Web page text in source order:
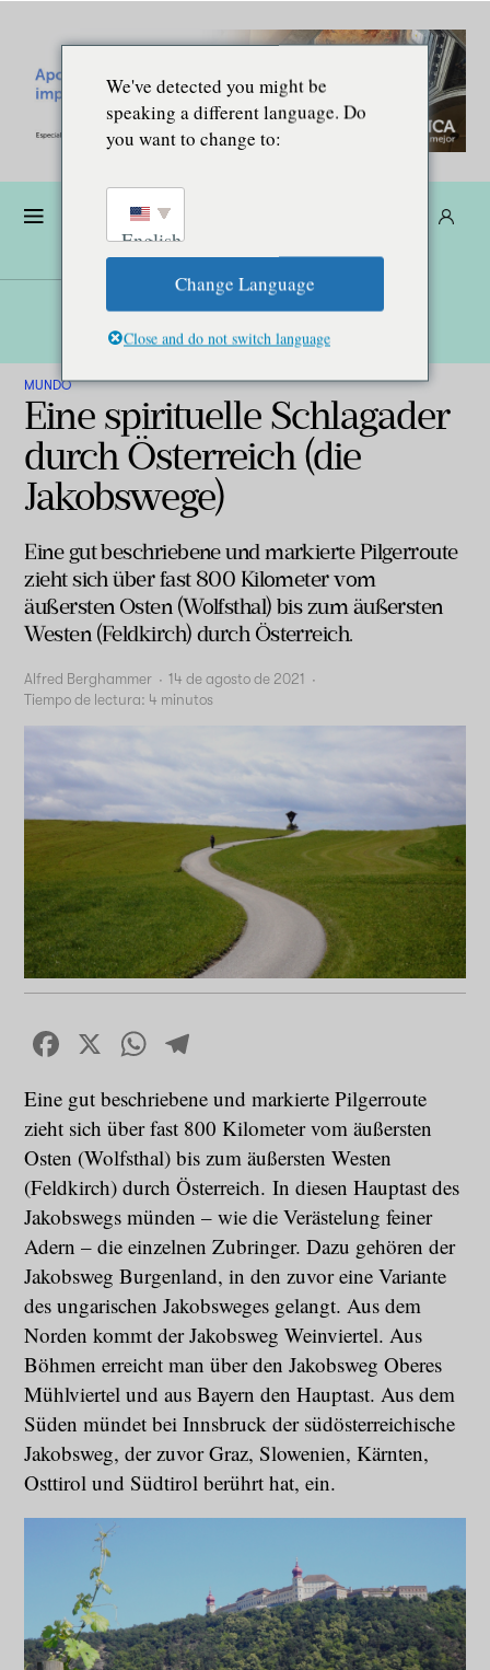
MUNDO
Eine spirituelle Schlagader
durch Österreich (die
Jakobswege)
Eine gut beschriebene und markierte Pilgerroute
zieht sich über fast 800 Kilometer vom
äußersten Osten (Wolfsthal) bis zum äußersten
Westen (Feldkirch) durch Österreich.
Alfred Berghammer · 14 de agosto de 2021 ·
Tiempo de lectura: 4 minutos
Facebook
X WhatsApp
Eine gut beschriebene und markierte Pilgerroute
zieht sich über fast 800 Kilometer vom äußersten
Osten (Wolfsthal) bis zum äußersten Westen
(Feldkirch) durch Österreich. In diesen Hauptast des
Jakobswegs münden – wie die Verästelung feiner
Adern – die einzelnen Zubringer. Dazu gehören der
Jakobsweg Burgenland, in den zuvor eine Variante
des ungarischen Jakobsweges gelangt. Aus dem
Norden kommt der Jakobsweg Weinviertel. Aus
Böhmen erreicht man über den Jakobsweg Oberes
Mühlviertel und aus Bayern den Hauptast. Aus dem
Süden mündet bei Innsbruck der südösterreichische
Jakobsweg, der zuvor Graz, Slowenien, Kärnten,
Osttirol und Südtirol berührt hat, ein.
We've detected you might be
speaking a different language. Do
you want to change to:
English
Change Language
Close and do not switch language